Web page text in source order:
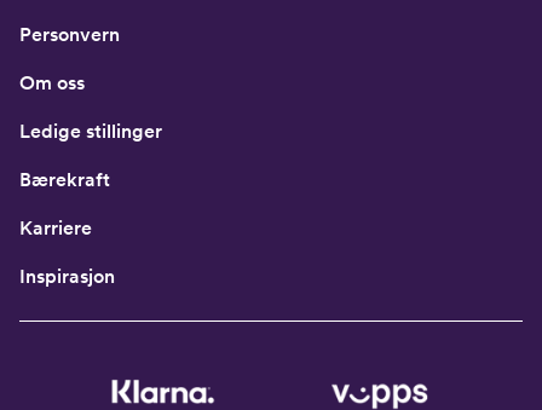
Personvern
Om oss
Ledige stillinger
Bærekraft
Karriere
Inspirasjon